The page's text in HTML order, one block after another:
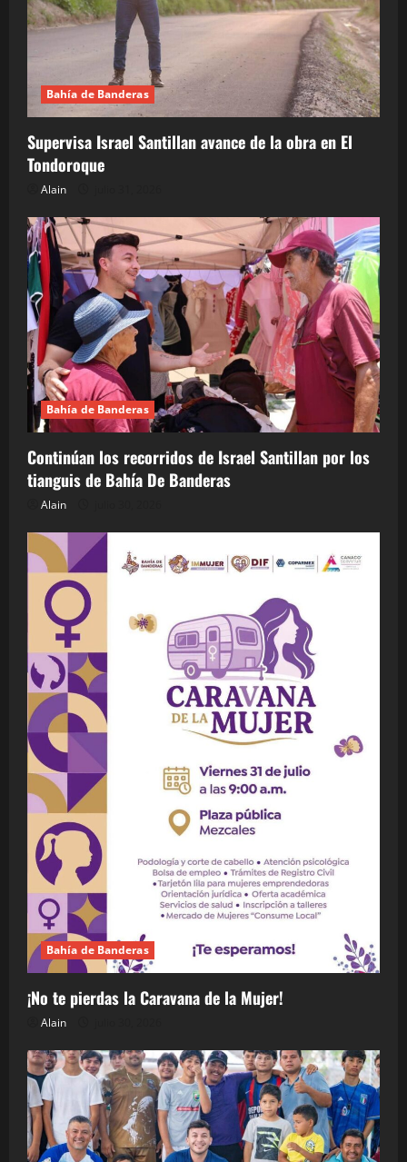
Bahía de Banderas
Supervisa Israel Santillan avance de la obra en El
Tondoroque
Alain
Bahía de Banderas
Continúan los recorridos de Israel Santillan por los
tianguis de Bahía De Banderas
Alain
Bahía de Banderas
¡No te pierdas la Caravana de la Mujer!
Alain